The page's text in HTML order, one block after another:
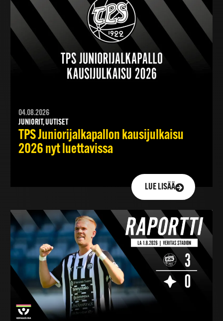
04.08.2026
JUNIORIT, UUTISET
TPS Juniorijalkapallon kausijulkaisu
2026 nyt luettavissa
LUE LISÄÄ